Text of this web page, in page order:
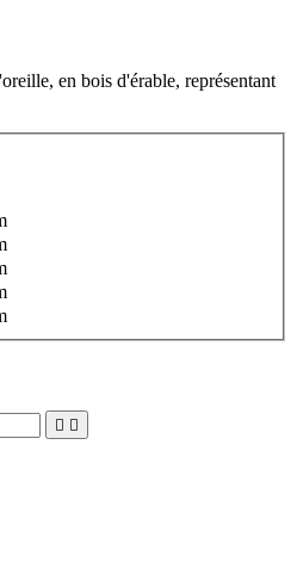
en bois d'érable, représentant
 